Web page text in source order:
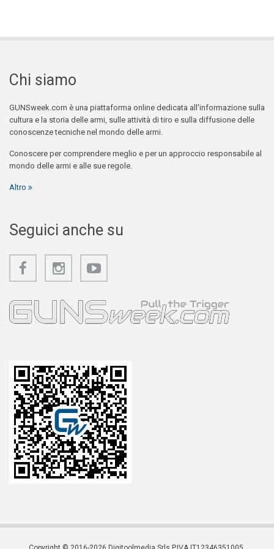
Chi siamo
GUNSweek.com è una piattaforma online dedicata all'informazione sulla
cultura e la storia delle armi, sulle attività di tiro e sulla diffusione delle
conoscenze tecniche nel mondo delle armi.
Conoscere per comprendere meglio e per un approccio responsabile al
mondo delle armi e alle sue regole.
Altro
Seguici anche su